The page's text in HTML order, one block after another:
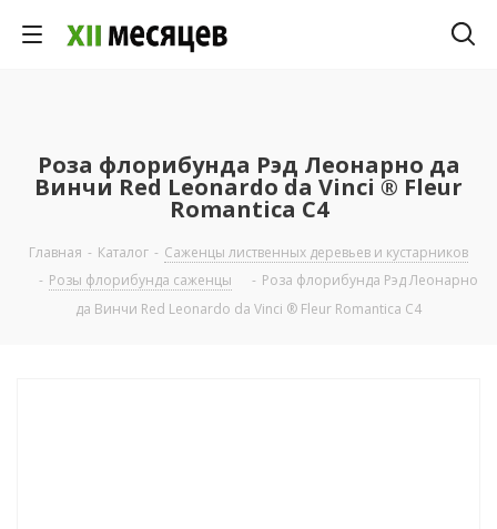
Роза флорибунда Рэд Леонарно да
Винчи Red Leonardo da Vinci ® Fleur
Romantica C4
Главная - Каталог - Саженцы лиственных деревьев и кустарников
- Розы флорибунда саженцы - Роза флорибунда Рэд Леонарно
да Винчи Red Leonardo da Vinci ® Fleur Romantica C4